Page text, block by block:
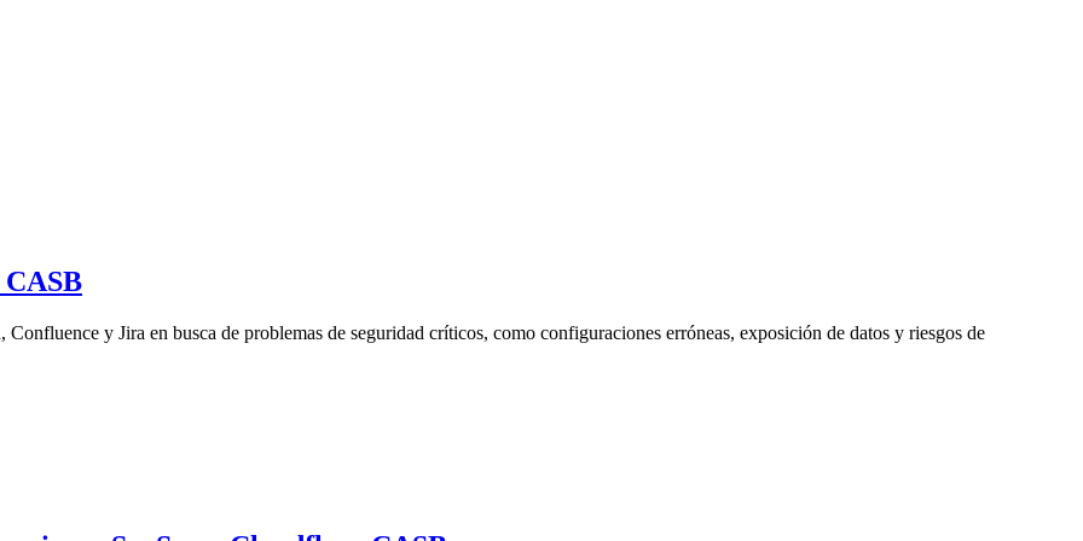
y Jira en busca de problemas de seguridad críticos, como configuraciones erróneas, exposición de datos y riesgos de